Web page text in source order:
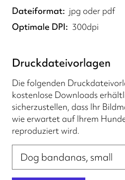
Dateiformat
jpg oder pdf
Optimale DPI
300dpi
Druckdateivorlagen
Die folgenden
kostenlose Downloads
sicherzustellen, dass Ihr
wie erwartet auf Ihrem
reproduziert wird.
Druckdateivorlagen